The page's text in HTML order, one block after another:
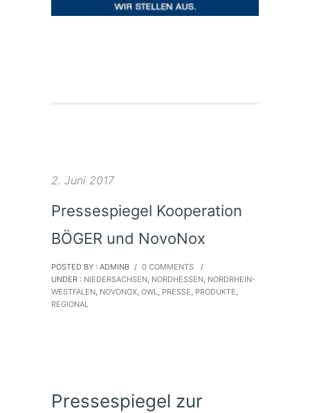
2. Juni 2017
Pressespiegel Kooperation
BÖGER und NovoNox
POSTED BY : ADMINB / 0 COMMENTS
/
UNDER : NIEDERSACHSEN, NORDHESSEN, NORDRHEIN-
WESTFALEN, NOVONOX, OWL, PRESSE, PRODUKTE,
REGIONAL
Pressespiegel zur